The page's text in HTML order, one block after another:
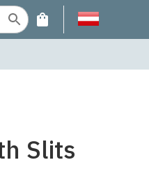
Slits